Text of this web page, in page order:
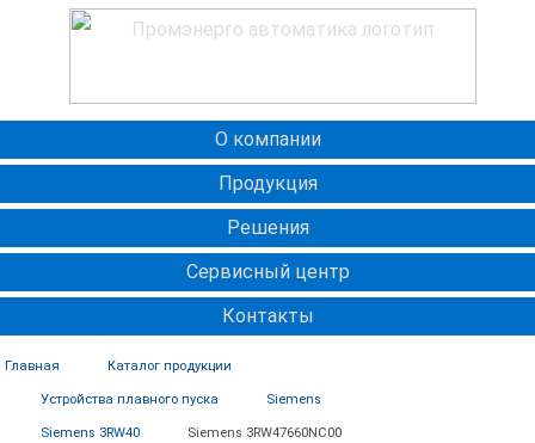
О компании
Продукция
Решения
Сервисный центр
Контакты
Главная Каталог продукции
Устройства плавного пуска Siemens
Siemens 3RW40 Siemens 3RW47660NC00